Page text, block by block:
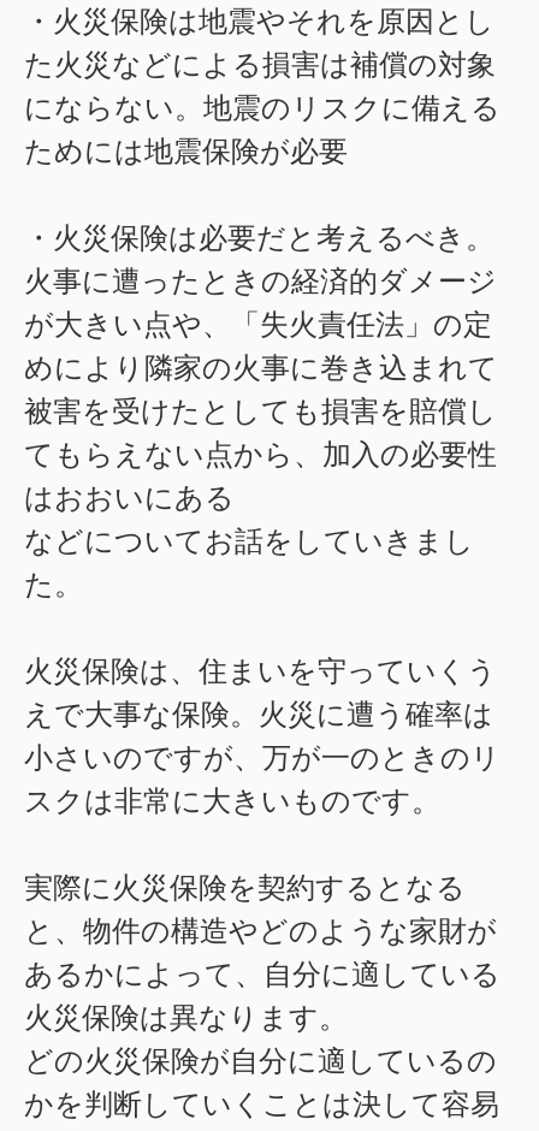
・火災保険は地震やそれを原因とし
た火災などによる損害は補償の対象
にならない。地震のリスクに備える
ためには地震保険が必要
・火災保険は必要だと考えるべき。
火事に遭ったときの経済的ダメージ
が大きい点や、「失火責任法」の定
めにより隣家の火事に巻き込まれて
被害を受けたとしても損害を賠償し
てもらえない点から、加入の必要性
はおおいにある
などについてお話をしていきまし
た。
火災保険は、住まいを守っていくう
えで大事な保険。火災に遭う確率は
小さいのですが、万が一のときのリ
スクは非常に大きいものです。
実際に火災保険を契約するとなる
と、物件の構造やどのような家財が
あるかによって、自分に適している
火災保険は異なります。
どの火災保険が自分に適しているの
かを判断していくことは決して容易